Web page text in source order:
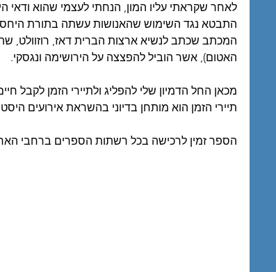
לאחר שקראתי עליו המון, הנחתי לעצמי שהוא ודאי
התבטא נגד השימוש שהאנושות עשתה בתורת
המכתב שכתב לנשיא ארצות הברית דאז, רוזוולט,
האטום), אשר הוביל להפצצה על הירושימה ונגסקי.
מכאן החל הדמיון שלי להפליג ולתיירי הזמן לקבל
תיירי הזמן הוא מותחן בדיוני בהשראת אירועים
הספר זמין לרכישה בכל רשתות הספרים ברחבי